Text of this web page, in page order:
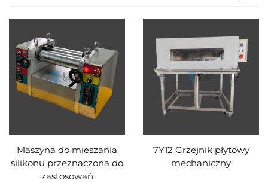
Maszyna do mieszania
silikonu przeznaczona do
zastosowań
7Y12 Grzejnik płytowy
mechaniczny